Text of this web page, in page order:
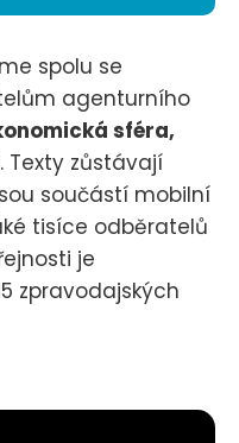
spolu se
agenturního
sféra,
. Texty zůstávají
součástí mobilní
tisíce odběratelů
je
zpravodajských